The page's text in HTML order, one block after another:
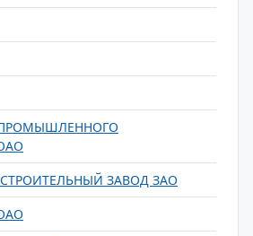
ЗАВОД ЗАО